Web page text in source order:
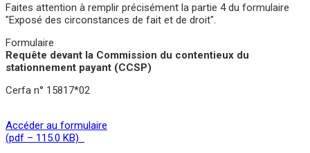
Faites attention à remplir précisément la partie 4 du formulaire
"Exposé des circonstances de fait et de droit".
Formulaire
Requête devant la Commission du contentieux du
stationnement payant (CCSP)
Cerfa n° 15817*02
Accéder au formulaire
(pdf – 115.0 KB)